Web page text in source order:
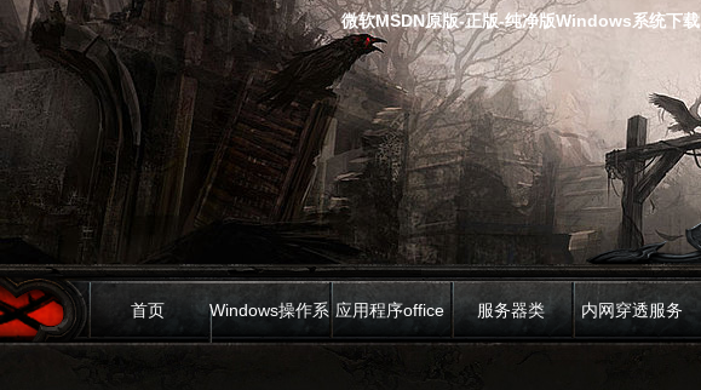
微软MSDN原版-正版-纯净版Windows系统下载
首页 Windows操作系 应用程序office 服务器类 内网穿透服务